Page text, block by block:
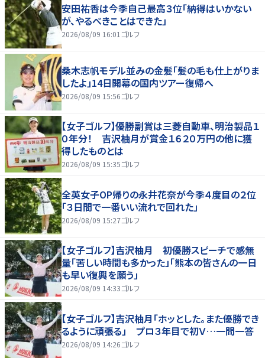
安田祐香は今季自己最高３位「納得はいかない
が、やるべきことはできた」
2026/08/09 16:01 ゴルフ
桑木志帆モデル並みの金髪「髪の毛も仕上がりま
したよ」14日開幕の国内ツアー復帰へ
2026/08/09 15:56ゴルフ
【女子ゴルフ】優勝副賞は三菱自動車、明治製品１
０年分！ 吉沢柚月が賞金１６２０万円の他に獲
得したものとは
2026/08/09 15:35ゴルフ
全英女子OP帰りの永井花奈が今季４度目の２位
「３日間で一番いい流れで回れた」
2026/08/09 15:27ゴルフ
【女子ゴルフ】吉沢柚月 初優勝スピーチで感無
量「苦しい時間も多かった」「熊本の皆さんの一日
も早い復興を願う」
2026/08/09 14:33ゴルフ
【女子ゴルフ】吉沢柚月「ホッとした。また優勝でき
るように頑張る」 プロ３年目で初Ｖ…一問一答
2026/08/09 14:26ゴルフ